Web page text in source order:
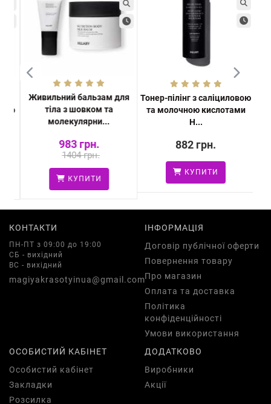
Живильний бальзам для
тіла з шовком та
молекулярни...
983 грн.
1404 грн.
КУПИТИ
Тонер-пілінг з саліциловою
та молочною кислотами
H...
882 грн.
КУПИТИ
КОНТАКТИ
ПН-ПТ з 09:00 до 19:00
СБ - вихідний
ВС - вихідний
magiyakrasotyinua@gmail.com
ІНФОРМАЦІЯ
Договір публічної оферти
Повернення товару
Про магазин
Оплата та доставка
Політика
конфіденційності
Умови використання
ОСОБИСТИЙ КАБІНЕТ
Особистий кабінет
Закладки
Розсилка
ДОДАТКОВО
Виробники
Акції